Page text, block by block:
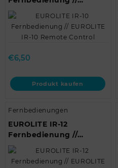
EUROLITE IR-10 Remote
Control
€6,50
Produkt kaufen
Fernbedienungen
EUROLITE IR-12
Fernbedienung //
EUROLITE IR-12 Remote
Control